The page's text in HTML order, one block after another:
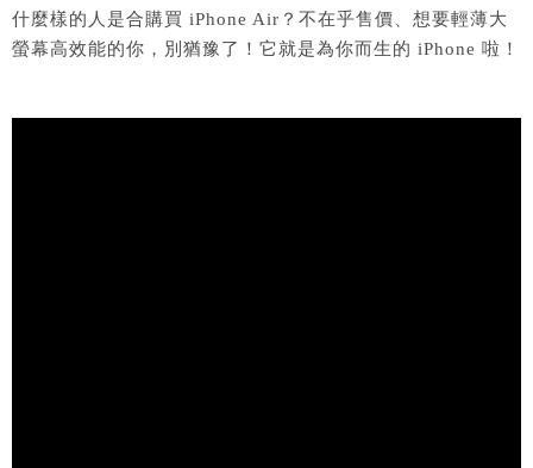
什麼樣的人是合購買 iPhone Air？不在乎售價、想要輕薄大
螢幕高效能的你，別猶豫了！它就是為你而生的 iPhone 啦！